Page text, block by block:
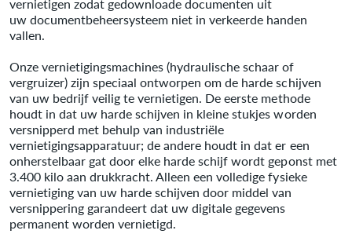
vernietigen zodat gedownloade documenten uit
uw documentbeheersysteem niet in verkeerde handen
vallen.
Onze vernietigingsmachines (hydraulische schaar of
vergruizer) zijn speciaal ontworpen om de harde schijven
van uw bedrijf veilig te vernietigen. De eerste methode
houdt in dat uw harde schijven in kleine stukjes worden
versnipperd met behulp van industriële
vernietigingsapparatuur; de andere houdt in dat er een
onherstelbaar gat door elke harde schijf wordt geponst met
3.400 kilo aan drukkracht. Alleen een volledige fysieke
vernietiging van uw harde schijven door middel van
versnippering garandeert dat uw digitale gegevens
permanent worden vernietigd.